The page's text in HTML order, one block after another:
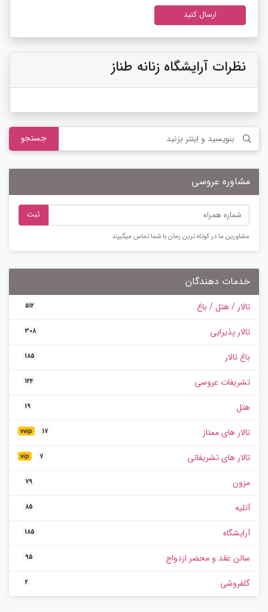
نظرات آرایشگاه زنانه طناز
جستجو
مشاوره عروسی
ثبت
مشاورین ما در کوتاه ترین زمان با شما تماس میگیرند .
خدمات دهندگان
تالار / هتل / باغ 512
تالار پذیرایی 308
باغ تالار 185
تشریفات عروسی 124
هتل 19
تالار های ممتاز vvip 17
تالار های تشریفاتی vip 7
مزون 79
آتلیه 85
آرایشگاه 185
سالن عقد و محضر ازدواج 95
گلفروشی 2